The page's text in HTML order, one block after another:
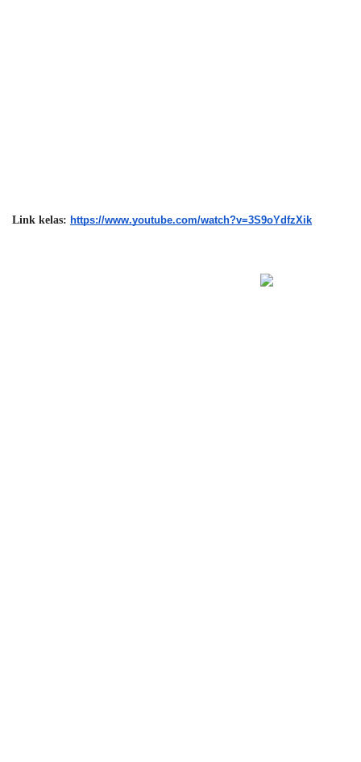
Link kelas: https://www.youtube.com/watch?v=3S9oYdfzXik